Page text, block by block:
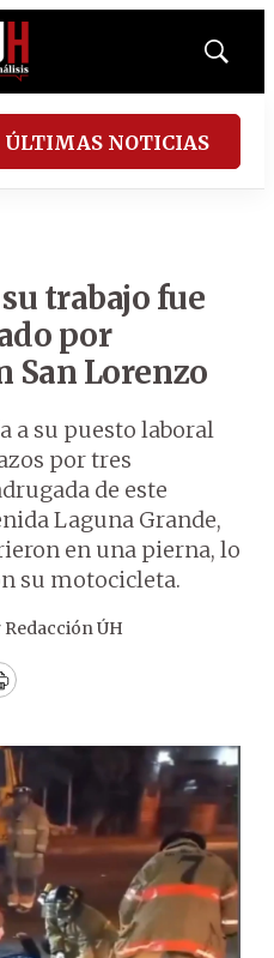
Mostrar
ÚLTIMAS NOTICIAS
trabajo fue
por
San Lorenzo
a su puesto laboral
por tres
de este
Laguna Grande,
en una pierna, lo
su motocicleta.
Redacción ÚH